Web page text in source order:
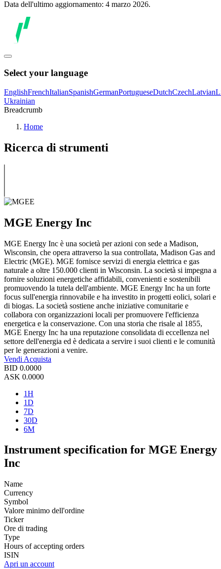
Data dell'ultimo aggiornamento: 4 marzo 2026.
Select your language
EnglishFrenchItalianSpanishGermanPortugueseDutchCzechLatvian
Ukrainian
Breadcrumb
Home
Ricerca di strumenti
MGE Energy Inc
MGE Energy Inc è una società per azioni con sede a Madison,
Wisconsin, che opera attraverso la sua controllata, Madison Gas and
Electric (MGE). MGE fornisce servizi di energia elettrica e gas
naturale a oltre 150.000 clienti in Wisconsin. La società si impegna a
fornire soluzioni energetiche affidabili, convenienti e sostenibili
promuovendo la tutela dell'ambiente. MGE Energy Inc ha un forte
focus sull'energia rinnovabile e ha investito in progetti eolici, solari e
di biogas. La società sostiene anche iniziative comunitarie e
collabora con organizzazioni locali per promuovere l'efficienza
energetica e la conservazione. Con una storia che risale al 1855,
MGE Energy Inc ha una reputazione consolidata di eccellenza nel
settore dell'energia ed è dedicata a servire i suoi clienti e le comunità
per le generazioni a venire.
Vendi Acquista
BID 0.0000
ASK 0.0000
1H
1D
7D
30D
6M
Instrument specification for MGE Energy
Inc
Name
Currency
Symbol
Valore minimo dell'ordine
Ticker
Ore di trading
Type
Hours of accepting orders
ISIN
Apri un account